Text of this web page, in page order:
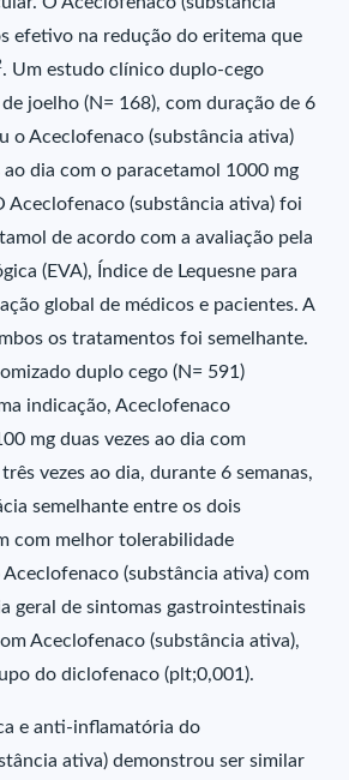
efetivo na redução do eritema que
. Um estudo clínico duplo-cego
joelho (N= 168), com duração de 6
o Aceclofenaco (substância ativa)
ao dia com o paracetamol 1000 mg
Aceclofenaco (substância ativa) foi
de acordo com a avaliação pela
(EVA), Índice de Lequesne para
global de médicos e pacientes. A
os tratamentos foi semelhante.
duplo cego (N= 591)
indicação, Aceclofenaco
mg duas vezes ao dia com
vezes ao dia, durante 6 semanas,
semelhante entre os dois
com melhor tolerabilidade
(substância ativa) com
geral de sintomas gastrointestinais
Aceclofenaco (substância ativa),
do diclofenaco (plt;0,001).
e anti-inflamatória do
ativa) demonstrou ser similar